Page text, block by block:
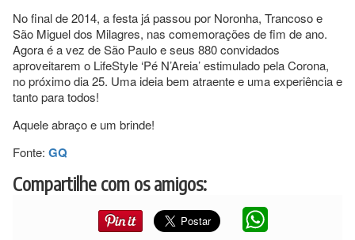
No final de 2014, a festa já passou por Noronha, Trancoso e
São Miguel dos Milagres, nas comemorações de fim de ano.
Agora é a vez de São Paulo e seus 880 convidados
aproveitarem o LifeStyle ‘Pé N’Areia’ estimulado pela Corona,
no próximo dia 25. Uma ideia bem atraente e uma experiência e
tanto para todos!
Aquele abraço e um brinde!
Fonte: GQ
Compartilhe com os amigos: